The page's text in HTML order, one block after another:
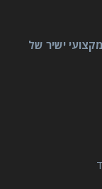
מקצועי ישיר של